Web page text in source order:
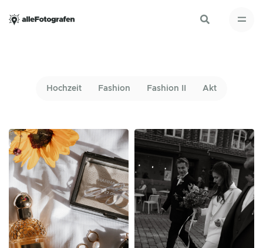
Hochzeit Fashion Fashion II Akt